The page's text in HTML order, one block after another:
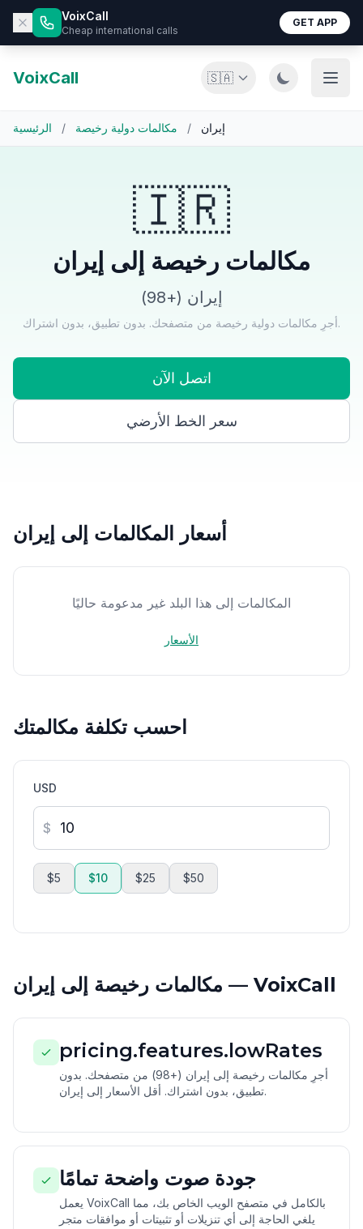
VoixCall
Cheap international calls
GET APP
VoixCall 🇸🇦
الرئيسية / مكالمات دولية رخيصة / إيران
🇮🇷
مكالمات رخيصة إلى إيران
إيران (+98)
أجرِ مكالمات دولية رخيصة من متصفحك. بدون تطبيق، بدون اشتراك.
اتصل الآن
سعر الخط الأرضي
أسعار المكالمات إلى إيران
المكالمات إلى هذا البلد غير مدعومة حاليًا
الأسعار
احسب تكلفة مكالمتك
USD
$
$5 $10 $25 $50
مكالمات رخيصة إلى إيران — VoixCall
pricing.features.lowRates
أجرِ مكالمات رخيصة إلى إيران (+98) من متصفحك. بدون
تطبيق، بدون اشتراك. أقل الأسعار إلى إيران.
جودة صوت واضحة تمامًا
يعمل VoixCall بالكامل في متصفح الويب الخاص بك، مما
يلغي الحاجة إلى أي تنزيلات أو تثبيتات أو موافقات متجر